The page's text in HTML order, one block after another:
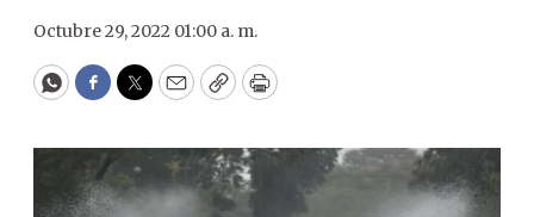
Octubre 29, 2022 01:00 a. m.
WhatsApp
Facebook
Twitter
EmailCopyPrint